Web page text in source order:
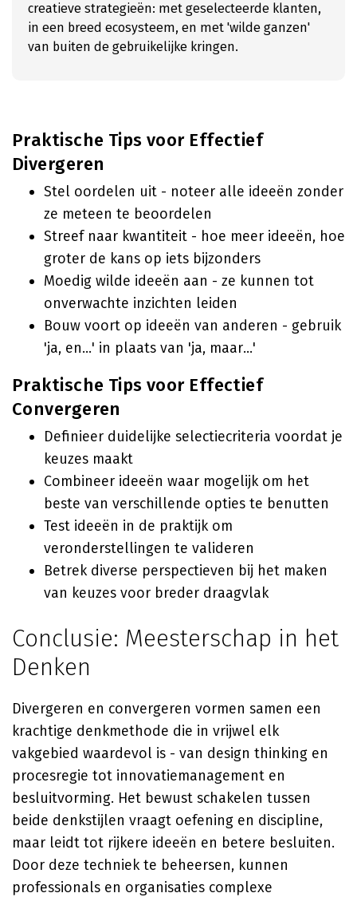
creatieve strategieën: met geselecteerde klanten,
in een breed ecosysteem, en met 'wilde ganzen'
van buiten de gebruikelijke kringen.
Praktische Tips voor Effectief
Divergeren
Stel oordelen uit - noteer alle ideeën zonder
ze meteen te beoordelen
Streef naar kwantiteit - hoe meer ideeën, hoe
groter de kans op iets bijzonders
Moedig wilde ideeën aan - ze kunnen tot
onverwachte inzichten leiden
Bouw voort op ideeën van anderen - gebruik
'ja, en...' in plaats van 'ja, maar...'
Praktische Tips voor Effectief
Convergeren
Definieer duidelijke selectiecriteria voordat je
keuzes maakt
Combineer ideeën waar mogelijk om het
beste van verschillende opties te benutten
Test ideeën in de praktijk om
veronderstellingen te valideren
Betrek diverse perspectieven bij het maken
van keuzes voor breder draagvlak
Conclusie: Meesterschap in het
Denken
Divergeren en convergeren vormen samen een
krachtige denkmethode die in vrijwel elk
vakgebied waardevol is - van design thinking en
procesregie tot innovatiemanagement en
besluitvorming. Het bewust schakelen tussen
beide denkstijlen vraagt oefening en discipline,
maar leidt tot rijkere ideeën en betere besluiten.
Door deze techniek te beheersen, kunnen
professionals en organisaties complexe